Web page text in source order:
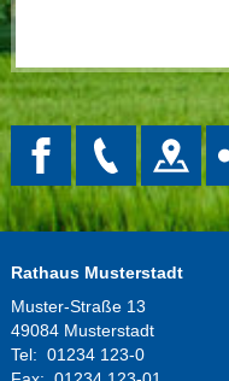
Rathaus Musterstadt
Muster-Straße 13
49084 Musterstadt
Tel: 01234 123-0